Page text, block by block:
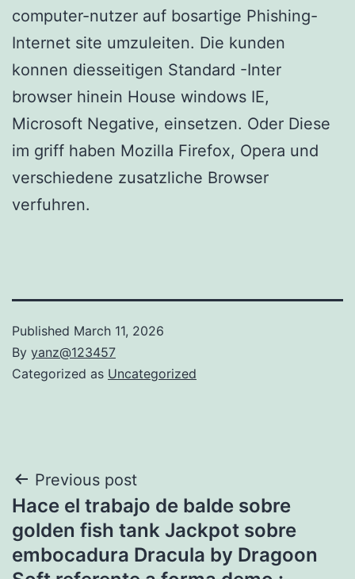
computer-nutzer auf bosartige Phishing-
Internet site umzuleiten. Die kunden
konnen diesseitigen Standard -Inter
browser hinein House windows IE,
Microsoft Negative, einsetzen. Oder Diese
im griff haben Mozilla Firefox, Opera und
verschiedene zusatzliche Browser
verfuhren.
Published March 11, 2026
By yanz@123457
Categorized as Uncategorized
Post
navigation
Previous post
Hace el trabajo de balde sobre
golden fish tank Jackpot sobre
embocadura Dracula by Dragoon